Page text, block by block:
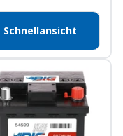
Schnellansicht